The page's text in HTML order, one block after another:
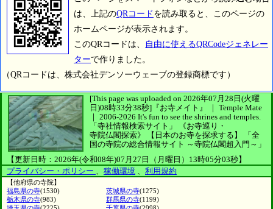
は、上記のQRコード を読み取ると、このページの
ホームページが表示されます。
このQRコードは、
自由に使えるQRCodeジェネレー
ターで作りました。
（QRコードは、株式会社デンソーウェーブの登録商標です）
[This page was uploaded on 2026年07月28日(火曜
日)08時33分38秒] 『お寺メイト』 ｜ Temple Mate
｜ 2006-2026 It's fun to see the shrines and temples.
「寺社情報検索サイト」
《お寺巡り・
寺院仏閣探索》
【日本のお寺を探求する】
「全
国の寺院の総合情報サイト ～寺院仏閣超入門～」
【更新日時：2026年(令和08年)07月27日（月曜日）13時05分03秒】
プライバシー・ポリシー 、 稼働環境 、 利用規約
【他府県の寺院】
福島県の寺(1530) 茨城県の寺(1275)
栃木県の寺(983) 群馬県の寺(1199)